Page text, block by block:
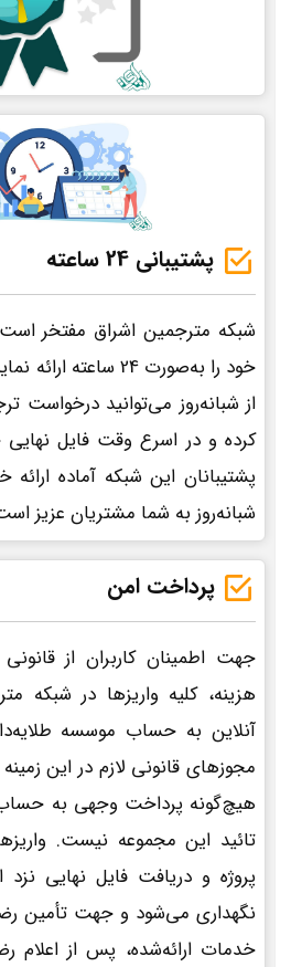
پشتیبانی 24 ساعته
شبکه مترجمین اشراق مفتخر
خود را به‌صورت 24
از شبانه‌روز می‌توانید درخواست
کرده و در اسرع وقت فایل نهایی
پشتیبانان این شبکه آماده
شبانه‌روز به شما مشتریان عزیز
پرداخت امن
جهت اطمینان کاربران از
هزینه، کلیه واریزها در شبکه
آنلاین به حساب موسسه
مجوزهای قانونی لازم در این
هیچ‌گونه پرداخت وجهی به
تائید این مجموعه نیست.
پروژه و دریافت فایل نهایی
نگهداری می‌شود و جهت تأمین
خدمات ارائه‌شده، پس از